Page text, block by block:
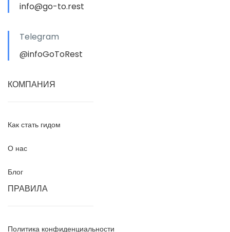
info@go-to.rest
Telegram
@infoGoToRest
КОМПАНИЯ
Как стать гидом
О нас
Блог
ПРАВИЛА
Политика конфиденциальности